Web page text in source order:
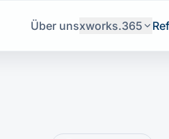
Über unsxworks.365